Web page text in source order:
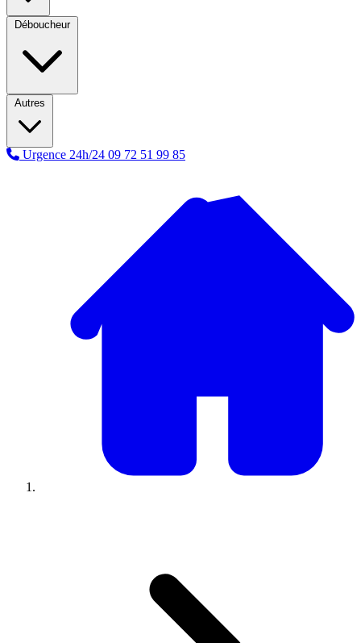
Déboucheur
Autres
Urgence 24h/24 09 72 51 99 85